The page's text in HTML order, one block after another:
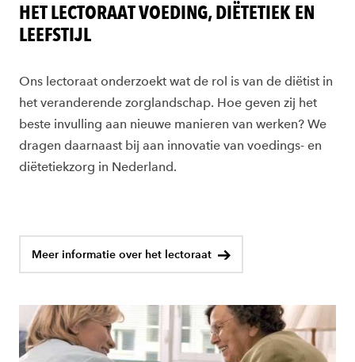
HET LECTORAAT VOEDING, DIËTETIEK EN
LEEFSTIJL
Ons lectoraat onderzoekt wat de rol is van de diëtist in
het veranderende zorglandschap. Hoe geven zij het
beste invulling aan nieuwe manieren van werken? We
dragen daarnaast bij aan innovatie van voedings- en
diëtetiekzorg in Nederland.
Meer informatie over het lectoraat